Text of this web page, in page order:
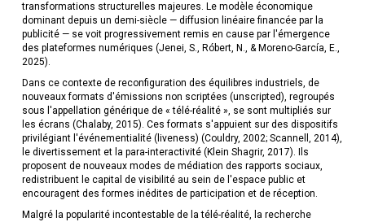
transformations structurelles majeures. Le modèle économique
dominant depuis un demi-siècle — diffusion linéaire financée par la
publicité — se voit progressivement remis en cause par l'émergence
des plateformes numériques (Jenei, S., Róbert, N., & Moreno-García, E.,
2025).
Dans ce contexte de reconfiguration des équilibres industriels, de
nouveaux formats d'émissions non scriptées (unscripted), regroupés
sous l'appellation générique de « télé-réalité », se sont multipliés sur
les écrans (Chalaby, 2015). Ces formats s'appuient sur des dispositifs
privilégiant l'événementialité (liveness) (Couldry, 2002; Scannell, 2014),
le divertissement et la para-interactivité (Klein Shagrir, 2017). Ils
proposent de nouveaux modes de médiation des rapports sociaux,
redistribuent le capital de visibilité au sein de l'espace public et
encouragent des formes inédites de participation et de réception.
Malgré la popularité incontestable de la télé-réalité, la recherche